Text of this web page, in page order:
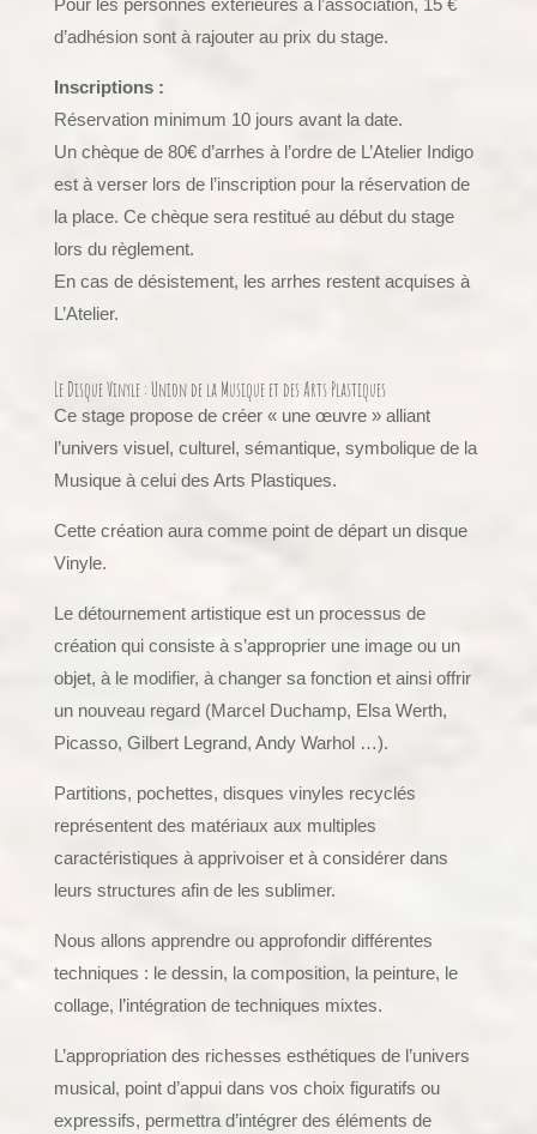
Pour les personnes extérieures à l’association, 15 €
d’adhésion sont à rajouter au prix du stage.
Inscriptions :
Réservation minimum 10 jours avant la date.
Un chèque de 80€ d’arrhes à l’ordre de L’Atelier Indigo
est à verser lors de l’inscription pour la réservation de
la place. Ce chèque sera restitué au début du stage
lors du règlement.
En cas de désistement, les arrhes restent acquises à
L’Atelier.
Le Disque Vinyle : Union de la Musique et des Arts Plastiques
Ce stage propose de créer « une œuvre » alliant
l’univers visuel, culturel, sémantique, symbolique de la
Musique à celui des Arts Plastiques.
Cette création aura comme point de départ un disque
Vinyle.
Le détournement artistique est un processus de
création qui consiste à s’approprier une image ou un
objet, à le modifier, à changer sa fonction et ainsi offrir
un nouveau regard (Marcel Duchamp, Elsa Werth,
Picasso, Gilbert Legrand, Andy Warhol …).
Partitions, pochettes, disques vinyles recyclés
représentent des matériaux aux multiples
caractéristiques à apprivoiser et à considérer dans
leurs structures afin de les sublimer.
Nous allons apprendre ou approfondir différentes
techniques : le dessin, la composition, la peinture, le
collage, l’intégration de techniques mixtes.
L’appropriation des richesses esthétiques de l’univers
musical, point d’appui dans vos choix figuratifs ou
expressifs, permettra d’intégrer des éléments de